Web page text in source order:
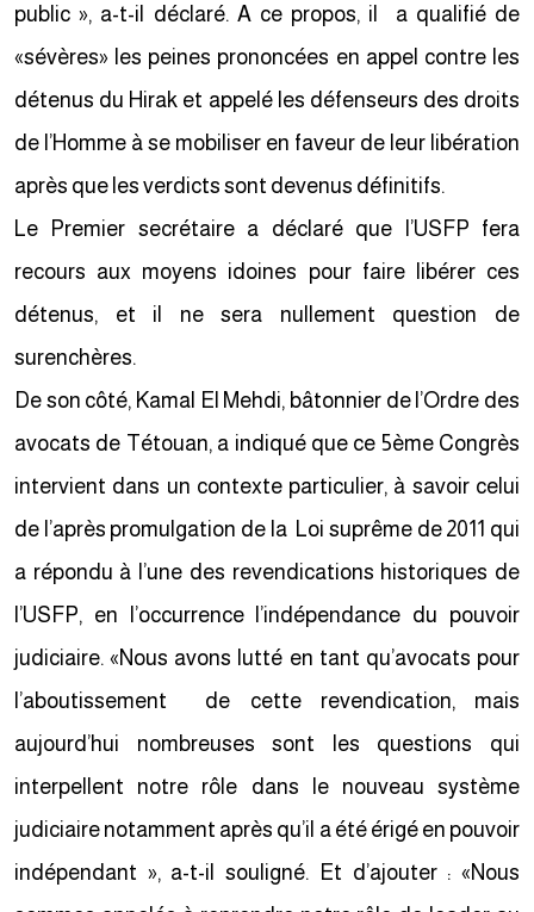
public », a-t-il déclaré. A ce propos, il a qualifié de
«sévères» les peines prononcées en appel contre les
détenus du Hirak et appelé les défenseurs des droits
de l’Homme à se mobiliser en faveur de leur libération
après que les verdicts sont devenus définitifs.
Le Premier secrétaire a déclaré que l’USFP fera
recours aux moyens idoines pour faire libérer ces
détenus, et il ne sera nullement question de
surenchères.
De son côté, Kamal El Mehdi, bâtonnier de l’Ordre des
avocats de Tétouan, a indiqué que ce 5ème Congrès
intervient dans un contexte particulier, à savoir celui
de l’après promulgation de la Loi suprême de 2011 qui
a répondu à l’une des revendications historiques de
l’USFP, en l’occurrence l’indépendance du pouvoir
judiciaire. «Nous avons lutté en tant qu’avocats pour
l’aboutissement de cette revendication, mais
aujourd’hui nombreuses sont les questions qui
interpellent notre rôle dans le nouveau système
judiciaire notamment après qu’il a été érigé en pouvoir
indépendant », a-t-il souligné. Et d’ajouter : «Nous